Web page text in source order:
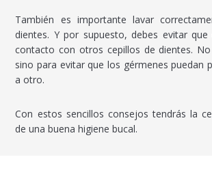
También es importante lavar
dientes. Y por supuesto, debes evitar
contacto con otros cepillos de dientes.
sino para evitar que los gérmenes puedan
a otro.
Con estos sencillos consejos tendrás la
de una buena higiene bucal.